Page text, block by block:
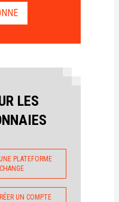
LES
PLATEFORME
UN COMPTE